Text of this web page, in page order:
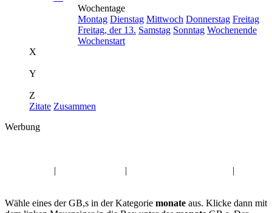
Wochentage
Montag Dienstag Mittwoch Donnerstag Freitag
Freitag, der 13. Samstag Sonntag Wochenende
Wochenstart
X
Y
Z
Zitate Zusammen
Werbung
| | |
Wähle eines der GB,s in der Kategorie monate aus. Klicke dann mit